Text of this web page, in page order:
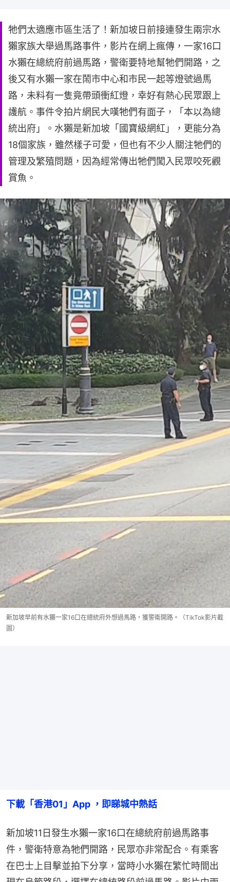
牠們太適應市區生活了！新加坡日前接連發生兩宗水
獺家族大舉過馬路事件，影片在網上瘋傳，一家16口
水獺在總統府前過馬路，警衛要特地幫牠們開路，之
後又有水獺一家在鬧市中心和市民一起等燈號過馬
路，未料有一隻竟帶頭衝紅燈，幸好有熱心民眾跟上
護航。事件令拍片網民大嘆牠們有面子，「本以為總
統出府」。水獺是新加坡「國寶級網紅」，更能分為
18個家族，雖然樣子可愛，但也有不少人關注牠們的
管理及繁殖問題，因為經常傳出牠們闖入民眾咬死觀
賞魚。
新加坡早前有水獺一家16口在總統府外想過馬路，獲警衛開路。（TikTok影片截
圖）
下載「香港01」App ，即睇城中熱話
新加坡11日發生水獺一家16口在總統府前過馬路事
件，警衛特意為牠們開路，民眾亦非常配合。有乘客
在巴士上目擊並拍下分享，當時小水獺在繁忙時間出